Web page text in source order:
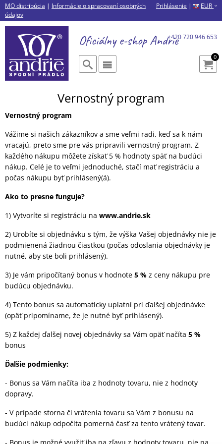
Prihlásenie | EUR ›
MO distribúcia | Informácie o spracovaní osobných
údajov
Oficiálny e-shopAndrie
0
+420 720 946 653
Vernostný program
Vernostný program
Vážime si našich zákazníkov a sme veľmi radi, keď sa k nám
vracajú, preto sme pre vás pripravili vernostný program. Z
každého nákupu môžete získať 5 % hodnoty späť na budúci
nákup. Celé je to veľmi jednoduché, stačí mať registráciu a
počas nákupu byť prihlásený(á).
Ako to presne funguje?
1) Vytvoríte si registráciu na www.andrie.sk
2) Urobíte si objednávku s tým, že výška Vašej objednávky nie je
podmienená žiadnou čiastkou (počas odoslania objednávky je
nutné, aby ste boli prihlásený).
3) Je vám pripočítaný bonus v hodnote 5 % z ceny nákupu pre
budúcu objednávku.
4) Tento bonus sa automaticky uplatní pri ďalšej objednávke
(opäť pripomíname, že je nutné byť prihlásený).
5) Z každej ďalšej novej objednávky sa Vám opäť načíta 5 %
bonus
Ďalšie podmienky:
- Bonus sa Vám načíta iba z hodnoty tovaru, nie z hodnoty
dopravy.
- V prípade storna či vrátenia tovaru sa Vám z bonusu na
budúci nákup odpočíta pomerná časť za tento vrátený tovar.